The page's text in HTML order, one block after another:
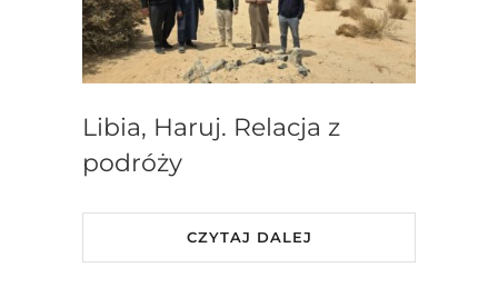
Libia, Haruj. Relacja z
podróży
CZYTAJ DALEJ